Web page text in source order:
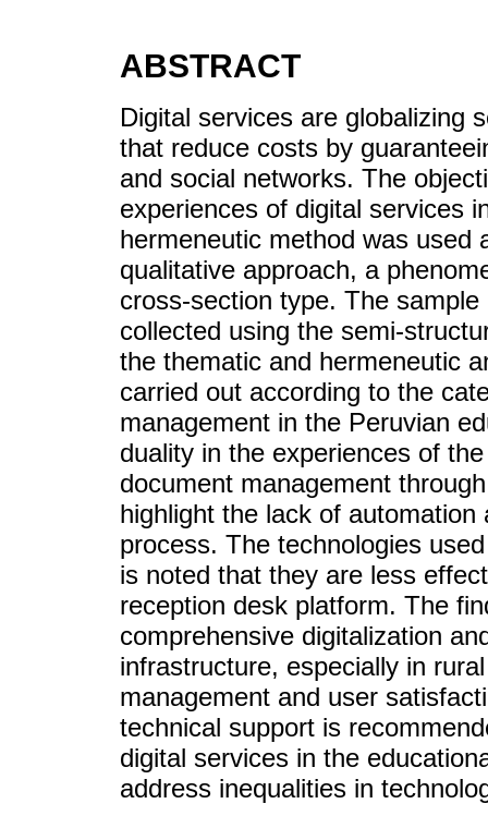
ABSTRACT
Digital services are globalizing
that reduce costs by
and social networks. The
experiences of digital services
hermeneutic method was used
qualitative approach, a
cross-section type. The
collected using the semi-
the thematic and hermeneutic
carried out according to the
management in the Peruvian
duality in the experiences of
document management
highlight the lack of
process. The technologies
is noted that they are less
reception desk platform. The
comprehensive digitalization
infrastructure, especially in
management and user
technical support is
digital services in the
address inequalities in